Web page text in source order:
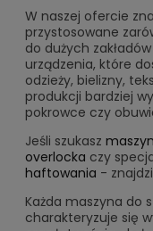
W naszej ofercie
przystosowane
do dużych
urządzenia, które
odzieży, bielizny,
produkcji bardziej
pokrowce czy
Jeśli szukasz
overlocka czy
haftowania -
Każda maszyna do
charakteryzuje się